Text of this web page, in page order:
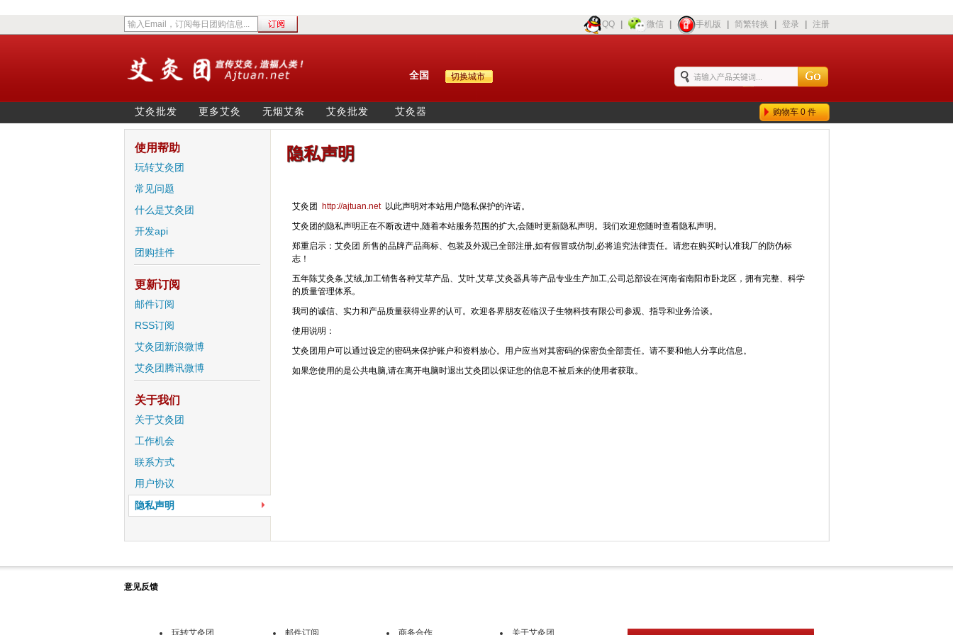
全国 切换城市
购物车0件
艾灸批发 更多艾灸 无烟艾条 艾灸批发 艾灸器
QQ 微信 手机版 简繁转换 登录 注册
使用帮助
玩转艾灸团
常见问题
什么是艾灸团
开发api
团购挂件
更新订阅
邮件订阅
RSS订阅
艾灸团新浪微博
艾灸团腾讯微博
关于我们
关于艾灸团
工作机会
联系方式
用户协议
隐私声明
隐私声明
艾灸团 http://ajtuan.net 以此声明对本站用户隐私保护的许诺。
艾灸团的隐私声明正在不断改进中,随着本站服务范围的扩大,会随时更新隐私声明。我们欢迎您随时查看隐私声明。
郑重启示：艾灸团 所售的品牌产品商标、包装及外观已全部注册,如有假冒或仿制,必将追究法律责任。请您在购买时认准我厂的防伪标
志！
五年陈艾灸条,艾绒,加工销售各种艾草产品、艾叶,艾草,艾灸器具等产品专业生产加工,公司总部设在河南省南阳市卧龙区，拥有完整、科学
的质量管理体系。
我司的诚信、实力和产品质量获得业界的认可。欢迎各界朋友莅临汉子生物科技有限公司参观、指导和业务洽谈。
使用说明：
艾灸团用户可以通过设定的密码来保护账户和资料放心。用户应当对其密码的保密负全部责任。请不要和他人分享此信息。
如果您使用的是公共电脑,请在离开电脑时退出艾灸团以保证您的信息不被后来的使用者获取。
意见反馈
玩转艾灸团 邮件订阅 商务合作 关于艾灸团